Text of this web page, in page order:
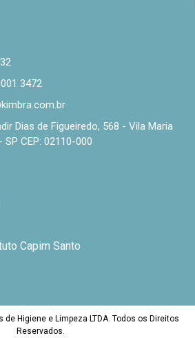
3472
Dias de Figueiredo, 568 - Vila Maria
CEP: 02110-000
Capim Santo
Higiene e Limpeza LTDA. Todos os Direitos
Reservados.